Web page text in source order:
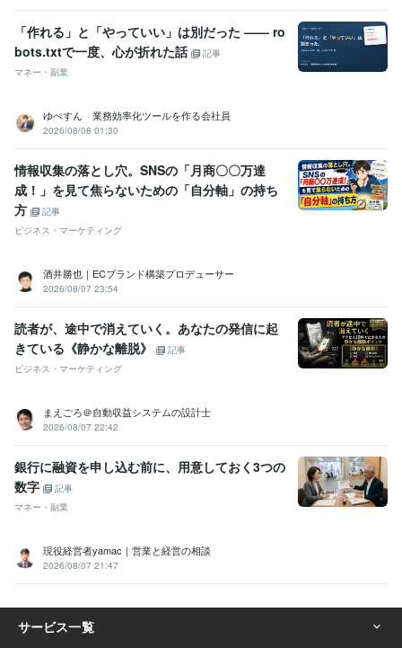
「作れる」と「やっていい」は別だった —— ro
bots.txtで一度、心が折れた話
記事
マネー・副業
ゆぺすん 業務効率化ツールを作る会社員
2026/08/08 01:30
情報収集の落とし穴。SNSの「月商〇〇万達
成！」を見て焦らないための「自分軸」の持ち
方
記事
ビジネス・マーケティング
酒井勝也｜ECブランド構築プロデューサー
2026/08/07 23:54
読者が、途中で消えていく。あなたの発信に起
きている《静かな離脱》
記事
ビジネス・マーケティング
まえごろ＠自動収益システムの設計士
2026/08/07 22:42
銀行に融資を申し込む前に、用意しておく3つの
数字
記事
マネー・副業
現役経営者yamac｜営業と経営の相談
2026/08/07 21:47